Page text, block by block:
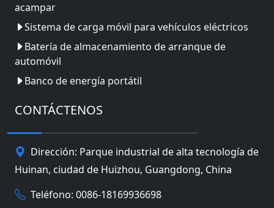
acampar
Sistema de carga móvil para vehículos eléctricos
Batería de almacenamiento de arranque de
automóvil
Banco de energía portátil
CONTÁCTENOS
Dirección: Parque industrial de alta tecnología de
Huinan, ciudad de Huizhou, Guangdong, China
Teléfono: 0086-18169936698